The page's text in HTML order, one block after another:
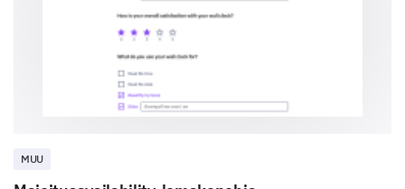
5 (Extremely Likely)
3
In your words, how can we make our
MUU